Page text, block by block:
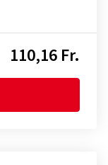
110,16 Fr.